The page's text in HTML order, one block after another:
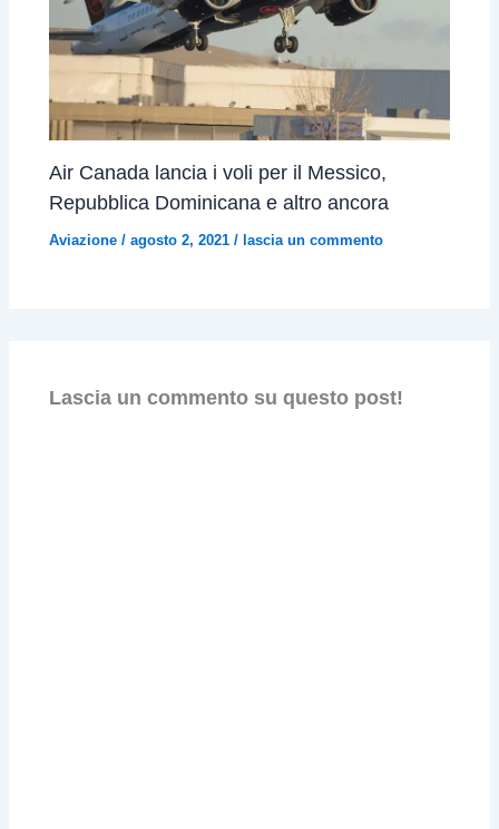
Air Canada lancia i voli per il Messico,
Repubblica Dominicana e altro ancora
Aviazione /agosto 2, 2021/ lascia un commento
Lascia un commento su questo post!